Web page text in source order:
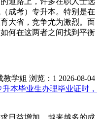
成考）专升本。特别是在
大省，竞争尤为激烈。面
何在这两者之间找到平衡
教学姐 浏览：1 2026-08-04
本毕业生办理毕业证时，